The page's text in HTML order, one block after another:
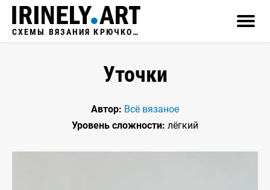
СХЕМЫ ВЯЗАНИЯ КРЮЧКОМ
Уточки
Автор: Всё вязаное
Уровень сложности: лёгкий